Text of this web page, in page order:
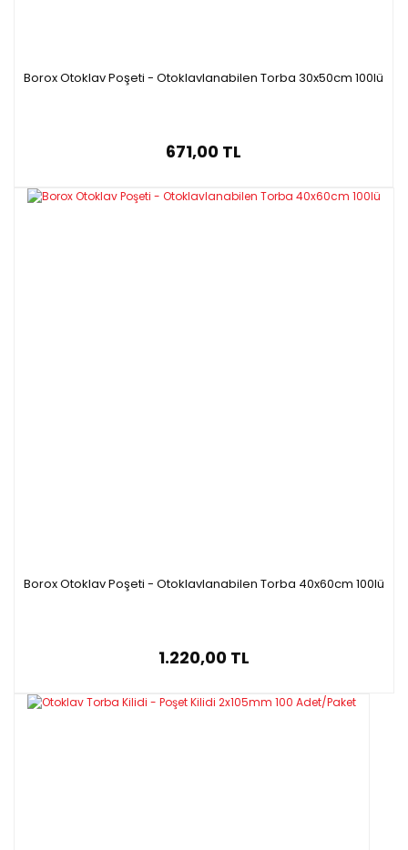
Borox Otoklav Poşeti - Otoklavlanabilen Torba 30x50cm 100lü
671,00 TL
Borox Otoklav Poşeti - Otoklavlanabilen Torba 40x60cm 100lü
1.220,00 TL